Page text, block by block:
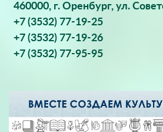
460000, г. Оренбург, ул.
+7 (3532) 77-19-25
+7 (3532) 77-19-26
+7 (3532) 77-95-95